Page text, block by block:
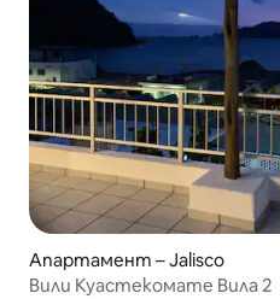
Апартамент – Jalisco
Вили Куастекомате Вила 2